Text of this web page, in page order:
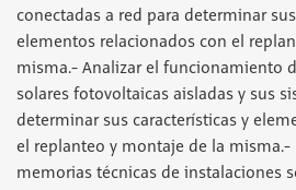
conectadas a red para determinar
elementos relacionados con el
misma.- Analizar el funcionamiento
solares fotovoltaicas aisladas y sus
determinar sus características y
el replanteo y montaje de la misma.-
memorias técnicas de instalaciones